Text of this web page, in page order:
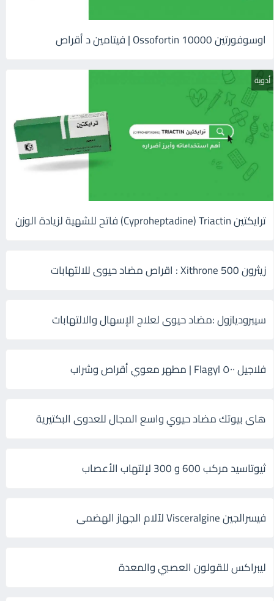
اوسوفورتين 10000 Ossofortin | فيتامين د أقراص
أدوية
ترايكتين Cyproheptadine) Triactin) فاتح للشهية لزيادة الوزن
زيثرون 500 Xithrone : اقراص مضاد حيوى للالتهابات
سيبروديازول :مضاد حيوى لعلاج الإسهال والالتهابات
فلاجيل ٥٠٠ Flagyl | مطهر معوي أقراص وشراب
هاى بيوتك مضاد حيوي واسع المجال للعدوى البكتيرية
ثيوتاسيد مركب 600 و 300 لإلتهاب الأعصاب
فيسرالجين Visceralgine لآلام الجهاز الهضمى
ليبراكس للقولون العصبي والمعدة